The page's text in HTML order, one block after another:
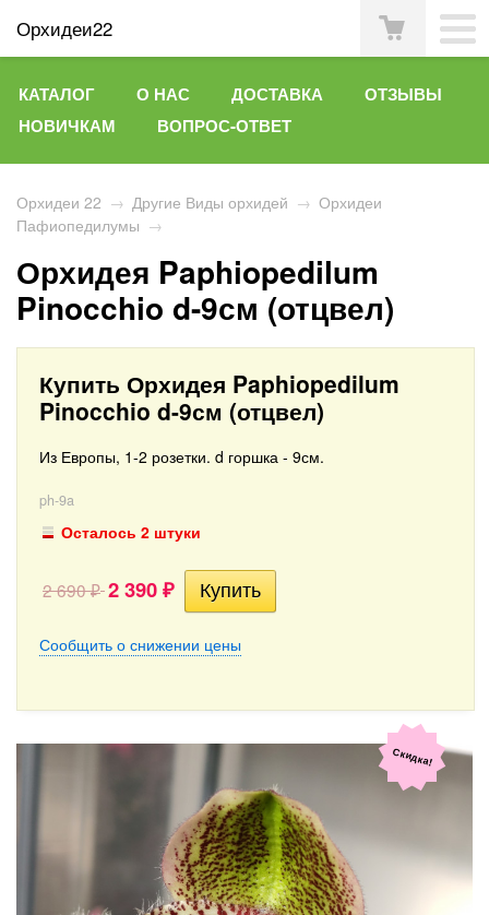
Орхидеи22
КАТАЛОГ О НАС ДОСТАВКА
ОТЗЫВЫ
НОВИЧКАМ
ВОПРОС-ОТВЕТ
Орхидеи 22 → Другие Виды орхидей → Орхидеи
Пафиопедилумы →
Орхидея Paphiopedilum
Pinocchio d-9см (отцвел)
Купить Орхидея Paphiopedilum
Pinocchio d-9см (отцвел)
Из Европы, 1-2 розетки. d горшка - 9см.
ph-9a
Осталось 2 штуки
2 690₽ 2 390 ₽
Сообщить о снижении цены
Скидка!